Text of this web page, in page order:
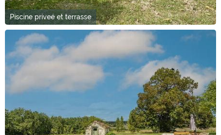
Piscine priveé et terrasse